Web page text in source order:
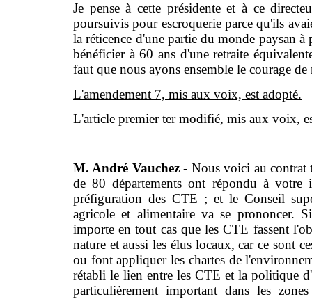
Je pense à cette présidente et à ce
poursuivis pour escroquerie parce qu'ils
la réticence d'une partie du monde paysan
bénéficier à 60 ans d'une retraite
faut que nous ayons ensemble le courage
L'amendement 7, mis aux voix, est adopté.
L'article premier ter modifié, mis aux voix,
M. André Vauchez - Nous voici au contrat
de 80 départements ont répondu à
préfiguration des CTE ; et le Conseil
agricole et alimentaire va se prononcer.
importe en tout cas que les CTE fassent
nature et aussi les élus locaux, car ce sont
ou font appliquer les chartes de
rétabli le lien entre les CTE et la politique
particulièrement important dans les